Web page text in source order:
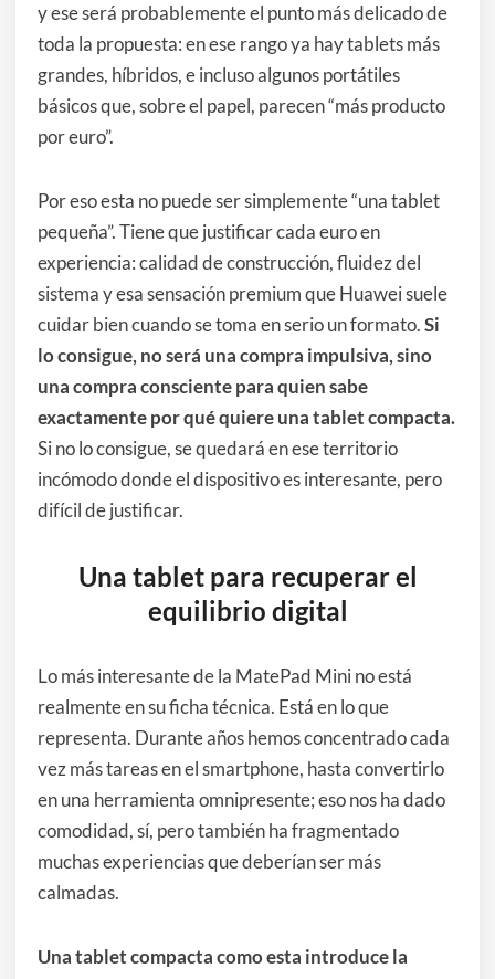
y ese será probablemente el punto más delicado de
toda la propuesta: en ese rango ya hay tablets más
grandes, híbridos, e incluso algunos portátiles
básicos que, sobre el papel, parecen “más producto
por euro”.
Por eso esta no puede ser simplemente “una tablet
pequeña”. Tiene que justificar cada euro en
experiencia: calidad de construcción, fluidez del
sistema y esa sensación premium que Huawei suele
cuidar bien cuando se toma en serio un formato.Si
lo consigue, no será una compra impulsiva, sino
una compra consciente para quien sabe
exactamente por qué quiere una tablet compacta.
Si no lo consigue, se quedará en ese territorio
incómodo donde el dispositivo es interesante, pero
difícil de justificar.
Una tablet para recuperar el
equilibrio digital
Lo más interesante de la MatePad Mini no está
realmente en su ficha técnica. Está en lo que
representa. Durante años hemos concentrado cada
vez más tareas en el smartphone, hasta convertirlo
en una herramienta omnipresente; eso nos ha dado
comodidad, sí, pero también ha fragmentado
muchas experiencias que deberían ser más
calmadas.
Una tablet compacta como esta introduce la